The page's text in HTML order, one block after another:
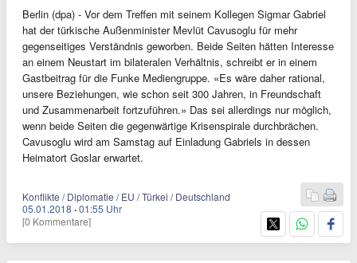
Berlin (dpa) - Vor dem Treffen mit seinem Kollegen Sigmar Gabriel
hat der türkische Außenminister Mevlüt Cavusoglu für mehr
gegenseitiges Verständnis geworben. Beide Seiten hätten Interesse
an einem Neustart im bilateralen Verhältnis, schreibt er in einem
Gastbeitrag für die Funke Mediengruppe. «Es wäre daher rational,
unsere Beziehungen, wie schon seit 300 Jahren, in Freundschaft
und Zusammenarbeit fortzuführen.» Das sei allerdings nur möglich,
wenn beide Seiten die gegenwärtige Krisenspirale durchbrächen.
Cavusoglu wird am Samstag auf Einladung Gabriels in dessen
Heimatort Goslar erwartet.
Konflikte / Diplomatie / EU / Türkei / Deutschland
05.01.2018 ·01:55 Uhr
[0 Kommentare]